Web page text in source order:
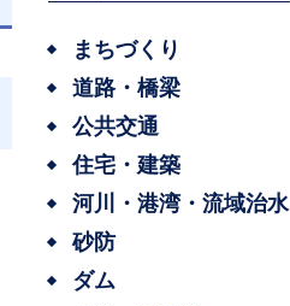
まちづくり
道路・橋梁
公共交通
住宅・建築
河川・港湾・流域治水
砂防
ダム